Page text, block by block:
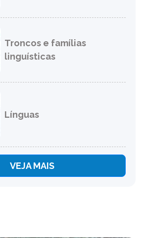
Troncos e famílias
linguísticas
Línguas
VEJA MAIS